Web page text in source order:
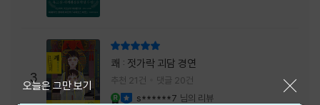
3
쾌 : 젓가락 괴담 경연
추천 21건 댓글 20건
s******7 님의 리뷰
오늘은 그만 보기